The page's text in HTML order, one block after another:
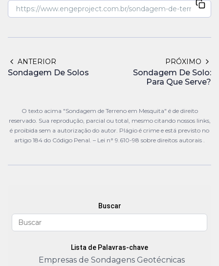
ANTERIOR
Sondagem De Solos
PRÓXIMO
Sondagem De Solo:
Para Que Serve?
O texto acima "Sondagem de Terreno em Mesquita" é de direito
reservado. Sua reprodução, parcial ou total, mesmo citando nossos links,
é proibida sem a autorização do autor. Plágio é crime e está previsto no
artigo 184 do Código Penal. – Lei n° 9.610-98 sobre direitos autorais .
Buscar
Lista de Palavras-chave
Empresas de Sondagens Geotécnicas